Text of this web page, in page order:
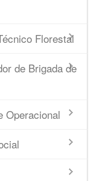
Florestal
de Brigada de
Operacional